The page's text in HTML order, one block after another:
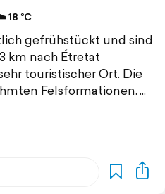
18 °C
gefrühstückt und sind
km nach Étretat
touristischer Ort. Die
Felsformationen.